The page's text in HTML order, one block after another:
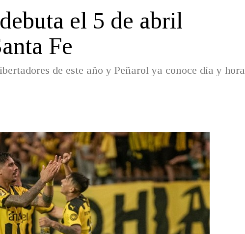
el 5 de abril
Fe
de este año y Peñarol ya conoce día y hora